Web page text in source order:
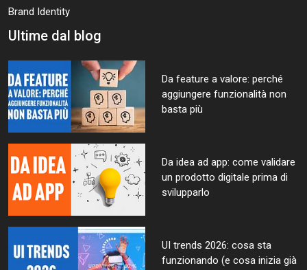
Brand Identity
Ultime dal blog
Da feature a valore: perché
aggiungere funzionalità non
basta più
Da idea ad app: come validare
un prodotto digitale prima di
svilupparlo
UI trends 2026: cosa sta
funzionando (e cosa inizia già